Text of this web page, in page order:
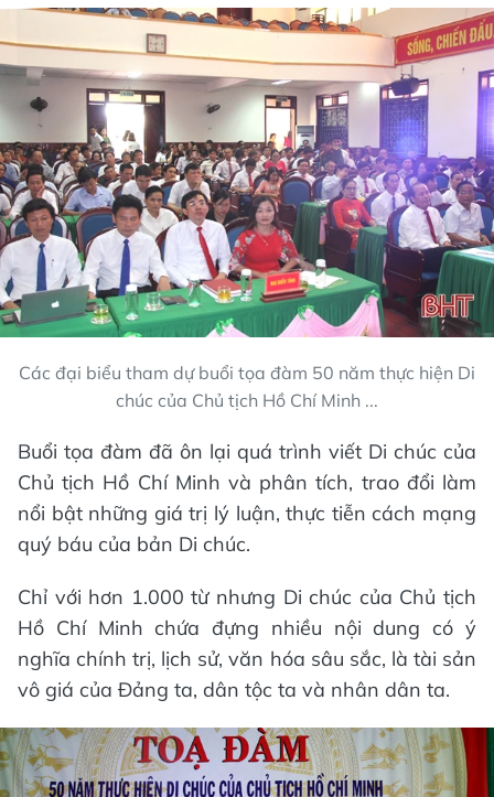
Các đại biểu tham dự buổi tọa đàm 50 năm thực hiện Di
chúc của Chủ tịch Hồ Chí Minh ...
Buổi tọa đàm đã ôn lại quá trình viết Di chúc của
Chủ tịch Hồ Chí Minh và phân tích, trao đổi làm
nổi bật những giá trị lý luận, thực tiễn cách mạng
quý báu của bản Di chúc.
Chỉ với hơn 1.000 từ nhưng Di chúc của Chủ tịch
Hồ Chí Minh chứa đựng nhiều nội dung có ý
nghĩa chính trị, lịch sử, văn hóa sâu sắc, là tài sản
vô giá của Đảng ta, dân tộc ta và nhân dân ta.